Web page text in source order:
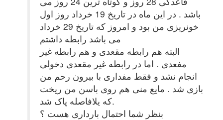
باشد . در این ماه در تاریخ 19 خرداد روز اول
خونریزی من بود و امروز که تاریخ 29 خرداد
می باشد رابطه داشتم
البته هم رابطه مقعدی و هم رابطه غیر
مفعدی . اما در رابطه غیر مقعدی دخولی
انجام نشد و فقط مفداری با بیرون رحم من
بازی شد . مایع منی هم روی باسن من ریخت
که یلافاصله پاک شد.
بنظر شما احتمال بارداری هست ؟